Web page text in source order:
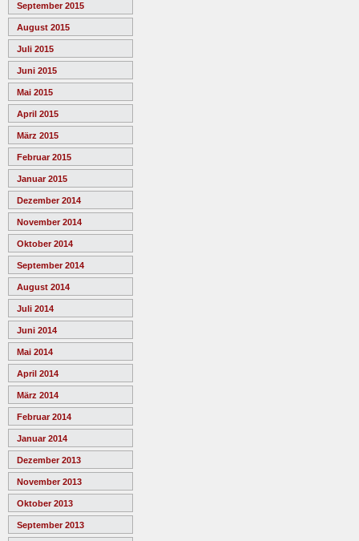
September 2015
August 2015
Juli 2015
Juni 2015
Mai 2015
April 2015
März 2015
Februar 2015
Januar 2015
Dezember 2014
November 2014
Oktober 2014
September 2014
August 2014
Juli 2014
Juni 2014
Mai 2014
April 2014
März 2014
Februar 2014
Januar 2014
Dezember 2013
November 2013
Oktober 2013
September 2013